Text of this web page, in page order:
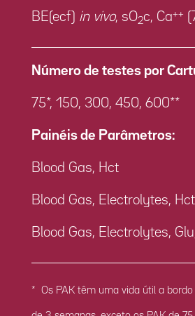
BE(ecf) in vivo, sO2c, Ca++
Número de testes por
75*, 150, 300, 450, 600**
Painéis de Parâmetros:
Blood Gas, Hct
Blood Gas, Electrolytes, Hct
Blood Gas, Electrolytes,
* Os PAK têm uma vida útil a